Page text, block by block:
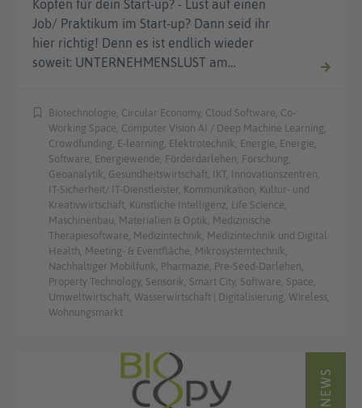
Köpfen für dein Start-up? - Lust auf einen
Job/ Praktikum im Start-up? Dann seid ihr
hier richtig! Denn es ist endlich wieder
soweit: UNTERNEHMENSLUST am…
Biotechnologie, Circular Economy, Cloud Software, Co-
Working Space, Computer Vision AI / Deep Machine Learning,
Crowdfunding, E-learning, Elektrotechnik, Energie, Energie,
Software, Energiewende, Förderdarlehen, Forschung,
Geoanalytik, Gesundheitswirtschaft, IKT, Innovationszentren,
IT-Sicherheit/ IT-Dienstleister, Kommunikation, Kultur- und
Kreativwirtschaft, Künstliche Intelligenz, Life Science,
Maschinenbau, Materialien & Optik, Medizinische
Therapiesoftware, Medizintechnik, Medizintechnik und Digital
Health, Meeting- & Eventfläche, Mikrosystemtechnik,
Nachhaltiger Mobilfunk, Pharmazie, Pre-Seed-Darlehen,
Property Technology, Sensorik, Smart City, Software, Space,
Umweltwirtschaft, Wasserwirtschaft | Digitalisierung, Wireless,
Wohnungsmarkt
NEWS